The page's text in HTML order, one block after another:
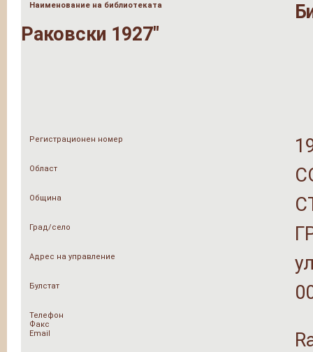
Наименование на библиотеката
Раковски 1927"
Регистрационен номер
Област
Община
Град/село
Адрес на управление
Булстат
Телефон
Факс
Email